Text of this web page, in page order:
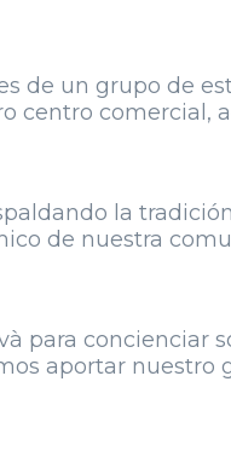
de un grupo de
centro comercial,
la
de nuestra
para
aportar nuestro